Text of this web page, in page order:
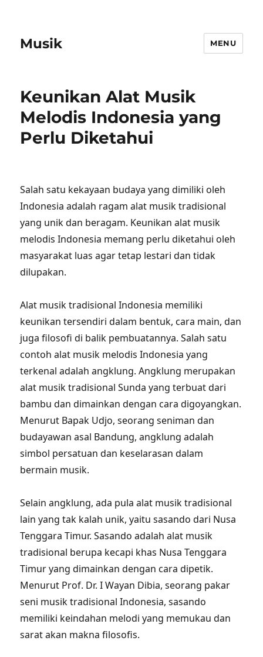
Musik MENU
Keunikan Alat Musik
Melodis Indonesia yang
Perlu Diketahui
Salah satu kekayaan budaya yang dimiliki oleh
Indonesia adalah ragam alat musik tradisional
yang unik dan beragam. Keunikan alat musik
melodis Indonesia memang perlu diketahui oleh
masyarakat luas agar tetap lestari dan tidak
dilupakan.
Alat musik tradisional Indonesia memiliki
keunikan tersendiri dalam bentuk, cara main, dan
juga filosofi di balik pembuatannya. Salah satu
contoh alat musik melodis Indonesia yang
terkenal adalah angklung. Angklung merupakan
alat musik tradisional Sunda yang terbuat dari
bambu dan dimainkan dengan cara digoyangkan.
Menurut Bapak Udjo, seorang seniman dan
budayawan asal Bandung, angklung adalah
simbol persatuan dan keselarasan dalam
bermain musik.
Selain angklung, ada pula alat musik tradisional
lain yang tak kalah unik, yaitu sasando dari Nusa
Tenggara Timur. Sasando adalah alat musik
tradisional berupa kecapi khas Nusa Tenggara
Timur yang dimainkan dengan cara dipetik.
Menurut Prof. Dr. I Wayan Dibia, seorang pakar
seni musik tradisional Indonesia, sasando
memiliki keindahan melodi yang memukau dan
sarat akan makna filosofis.